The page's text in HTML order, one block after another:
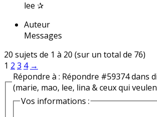
lee ✰
Auteur
Messages
20 sujets de 1 à 20 (sur un total de 76)
1 2 3 4 →
Répondre à : Répondre #59374 dans
(marie, mao, lee, lina & ceux qui
Vos informations :